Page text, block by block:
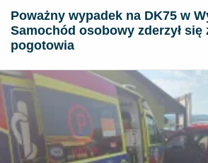
Poważny wypadek na DK75 w
Samochód osobowy zderzył się
pogotowia